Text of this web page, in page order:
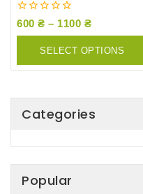
0
600 ₴ – 1100 ₴
SELECT OPTIONS
Categories
Popular